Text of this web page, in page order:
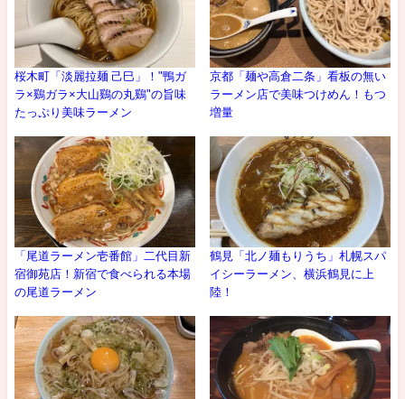
桜木町「淡麗拉麺 己巳」！"鴨ガ
ラ×鷄ガラ×大山鷄の丸鷄"の旨味
たっぷり美味ラーメン
京都「麺や高倉二条」看板の無い
ラーメン店で美味つけめん！もつ
増量
「尾道ラーメン壱番館」二代目新
宿御苑店！新宿で食べられる本場
の尾道ラーメン
鶴見「北ノ麺もりうち」札幌スパ
イシーラーメン、横浜鶴見に上
陸！